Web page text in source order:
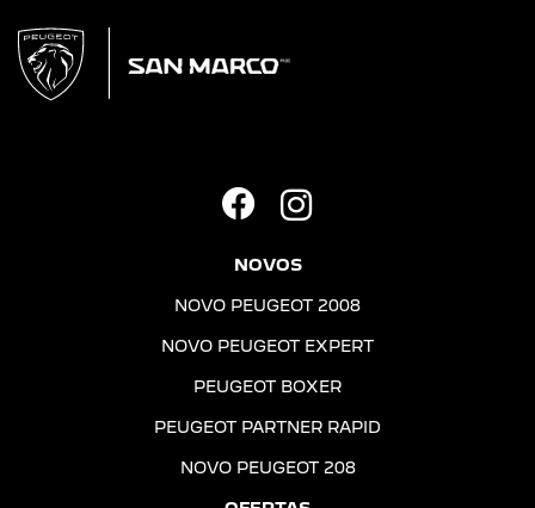
NOVOS
NOVO PEUGEOT 2008
NOVO PEUGEOT EXPERT
PEUGEOT BOXER
PEUGEOT PARTNER RAPID
NOVO PEUGEOT 208